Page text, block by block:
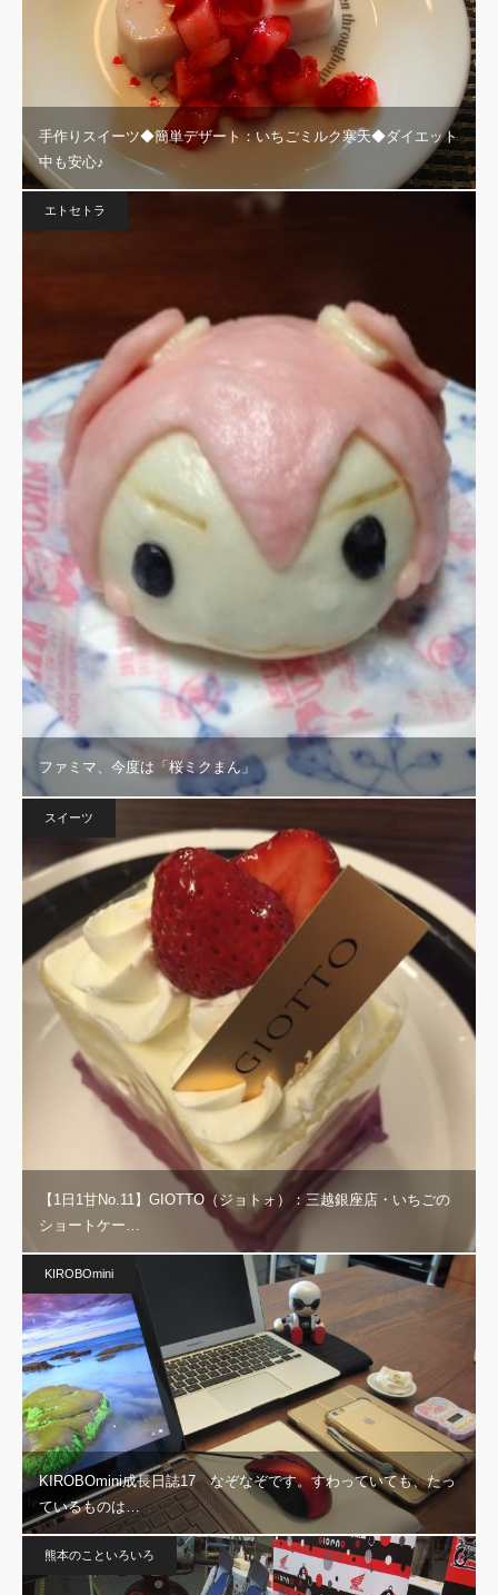
手作りスイーツ◆簡単デザート：いちごミルク寒天◆ダイエット
中も安心♪
エトセトラ
ファミマ、今度は「桜ミクまん」
スイーツ
【1日1甘No.11】GIOTTO（ジョトォ）：三越銀座店・いちごの
ショートケー…
KIROBOmini
KIROBOmini成長日誌17 なぞなぞです。すわっていても、たっ
ているものは…
熊本のこといろいろ